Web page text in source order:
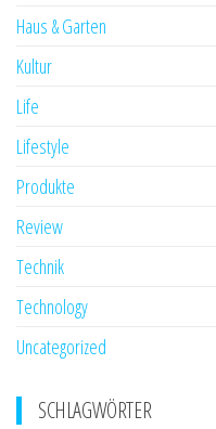
Haus & Garten
Kultur
Life
Lifestyle
Produkte
Review
Technik
Technology
Uncategorized
SCHLAGWÖRTER